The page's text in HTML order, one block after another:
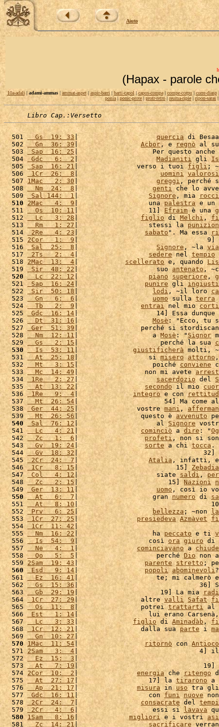
Aiuto
(Hapax - parole
10a-adali| adami-ammas| ammat-aspet| aspir-barri | barti-capol |capos-compa| compe-corpu| corre-diasp
ponia | ponic-prote | protr-retro | reuma-ripie|ripon-saras
Libro Cap.:Versetto
  501
  Gs  19: 33
| quercia di
  502
  Gn  36: 39
| Acbor, e regnò al
  503
Sap  16: 25 |                   Per questo
  504
Gdc   6:  2 | Madianiti gli
  505
Sap  16: 21 |               verso i tuoi figli ;
  506
1Cr  26:  8 | uomini valorosi
  507
1Mac   2: 30 | greggi , perché
  508
  Nm  24:  8
| genti che lo
  509
Sal 144:  1 | Signore , mia
  510
2Mac   4:  9 |                  una palestra e un
  511
  Os  10: 11
|                  11] Efraim è una
  512
  Lc   3: 28
| figlio di Melchi ,
  513
  Rm   1: 27
|                  stessi la
  514
2Re   4: 23 | sabato ". Ma essa
  515
2Cor   1:  9 |                                 9]
  516
Sal  25:  8 | Signore , ~la via
  517
2Ts   2:  4 | sedere nel tempio
  518
2Mac  13:  4| scellerato e, quando
  519
Sir  48: 22 |                    suo antenato ,
  520
  Lc  22: 12
| piano superiore ,
  521
Sap  16: 24 | punire gli ingiusti
  522
Sir  50: 18 | lodi , ~il loro
  523
  Gn   6:  6
| uomo sulla terra
  524
  Tb   2:  9
| entrai nel mio
  525
Gdc  16: 14 |                    14] Essa dunque
  526
  Dt  31: 16
| Mosè : "Ecco, tu
  527
Ger  51: 39 |                perché si
  528
  Nm  12: 11
|                   a Mosè : "Signor
  529
  Gs   2: 15
|                     perché la sua
  530
  Is  53: 11
| giustificherà molti,
  531
  At  25: 18
|                  si misero attorno
  532
  Mt   3: 15
|                   poiché conviene
  533
  Mc  14: 49
|                 non mi avete
  534
1Re   2: 27 | sacerdozio del
  535
  At  13: 22
| secondo il mio
  536
1Re   9:  4 | integro e con
  537
  Mt  26: 54
|                      54] Ma come
  538
Ger  44: 25 |               vostre mani ,
  539
  Mt  26: 56
|                questo è avvenuto
  540
Sal  76: 12 |                    al Signore
  541
  Lc   4: 21
| cominciò a dire : "
  542
  Zc   1:  6
| profeti , non si
  543
  Gv  19: 24
| sorte a chi tocca.
  544
  Gv  18: 32
|                                32]
  545
2Cr  24:  7| Atalia , infatti,
  546
1Cr   8: 15|                         15] Zebadia
  547
Col   4: 12|                    siate saldi ,
  548
  Zc   2: 15
|                       15] Nazioni
  549
Ger  13: 11 | uomo , così io
  550
  At   6:  7
|                   gran numero di
  551
  At   8: 10
|
  552
Prv   6: 25| bellezza; ~non
  553
1Cr  27: 25 | presiedeva Azmàvet
  554
1Cr  11: 42 |
  555
  Nm  16: 22
|                   ha peccato e ti
  556
  Is  54:  9
|                  così ora giuro di
  557
  Ne   4:  1
| cominciavano a
  558
  Qo   5:  5
|                    perché Dio non
  559
2Sam  19: 43 | parente stretto;
  560
Esd   9: 14| popoli abominevoli
  561
  Ez  16: 41
|                    te; mi calmerò e
  562
  Gs  15: 36
|                               36]
  563
  Gb  29: 19
|                     19] La mia
  564
1Cr  27: 29|                altre valli Safat
  565
  Os  11:  8
|                potrei trattarti al
  566
Est   1: 14 |                  lui erano
  567
  Lc   3: 33
| figlio di Aminadàb ,
  568
1Cr  12: 21|                dalla sua parte i
  569
  Gn  10: 27
|
  570
1Mac  11: 54 | ritornò con Antioco
  571
2Sam   3:  4|                               4]
  572
  Ez  15:  3
|
  573
  At   7: 19
|                                19]
  574
2Cor  10:  2 | energia che ritengo
  575
  At  27: 17
|                  17] la tirarono a
  576
  Ap  21: 17
| misura in uso tra
  577
Gdc  16: 11|                  con funi nuove
  578
2Cr  24:  7 | consacrate del
  579
2Cr   4:  6|                   essi si lavava
  580
1Sam   8: 16| migliori e i vostri
  581
  Zc  14: 21
| sacrificare